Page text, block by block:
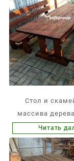
Стол и
массива
Читать